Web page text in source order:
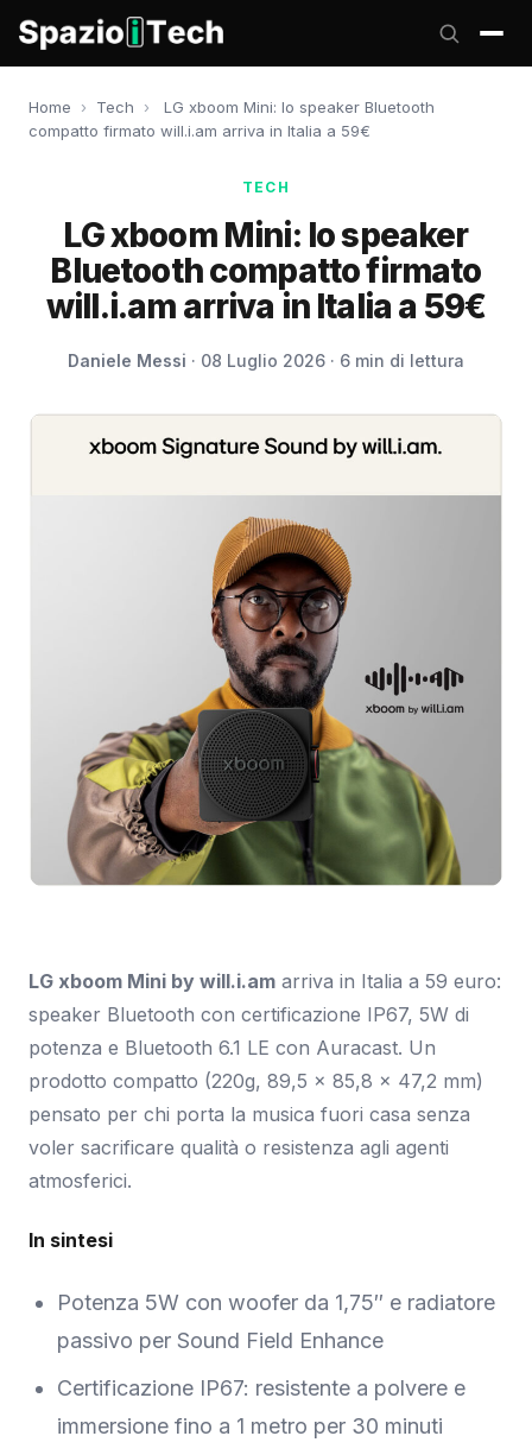
Home › Tech ›
LG xboom Mini: lo speaker Bluetooth
compatto firmato will.i.am arriva in Italia a 59€
TECH
LG xboom Mini: lo speaker
Bluetooth compatto firmato
will.i.am arriva in Italia a 59€
Daniele Messi · 08 Luglio 2026 · 6 min di lettura
LG xboom Mini by will.i.am arriva in Italia a 59 euro:
speaker Bluetooth con certificazione IP67, 5W di
potenza e Bluetooth 6.1 LE con Auracast. Un
prodotto compatto (220g, 89,5 × 85,8 × 47,2 mm)
pensato per chi porta la musica fuori casa senza
voler sacrificare qualità o resistenza agli agenti
atmosferici.
In sintesi
Potenza 5W con woofer da 1,75″ e radiatore
passivo per Sound Field Enhance
Certificazione IP67: resistente a polvere e
immersione fino a 1 metro per 30 minuti